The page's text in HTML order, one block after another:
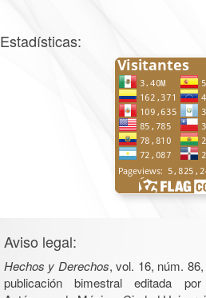
Estadísticas:
Aviso legal:
Hechos y Derechos, vol. 16, núm.
publicación bimestral editada